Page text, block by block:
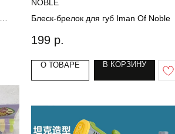
NOBLE
Блеск-брелок для губ Iman Of Noble
199 р.
О ТОВАРЕ В КОРЗИНУ